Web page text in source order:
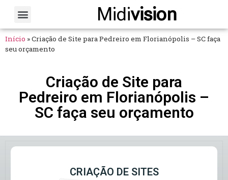
Midivision
Início »Criação de Site para Pedreiro em Florianópolis – SC faça
seu orçamento
Criação de Site para
Pedreiro em Florianópolis –
SC faça seu orçamento
CRIAÇÃO DE SITES